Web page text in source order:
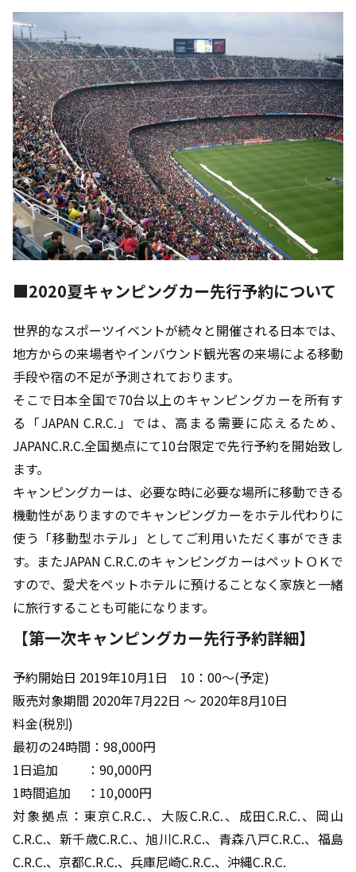
■2020夏キャンピングカー先行予約について
世界的なスポーツイベントが続々と開催される日本では、
地方からの来場者やインバウンド観光客の来場による移動
手段や宿の不足が予測されております。
そこで日本全国で70台以上のキャンピングカーを所有す
る「JAPAN C.R.C.」では、高まる需要に応えるため、
JAPANC.R.C.全国拠点にて10台限定で先行予約を開始致し
ます。
キャンピングカーは、必要な時に必要な場所に移動できる
機動性がありますのでキャンピングカーをホテル代わりに
使う「移動型ホテル」としてご利用いただく事ができま
す。またJAPAN C.R.C.のキャンピングカーはペットＯＫで
すので、愛犬をペットホテルに預けることなく家族と一緒
に旅行することも可能になります。
【第一次キャンピングカー先行予約詳細】
予約開始日 2019年10月1日 10：00～(予定)
販売対象期間 2020年7月22日 ～ 2020年8月10日
料金(税別)
最初の24時間：98,000円
1日追加 ：90,000円
1時間追加 ：10,000円
対象拠点：東京C.R.C.、大阪C.R.C.、成田C.R.C.、岡山
C.R.C.、新千歳C.R.C.、旭川C.R.C.、青森八戸C.R.C.、福島
C.R.C.、京都C.R.C.、兵庫尼崎C.R.C.、沖縄C.R.C.